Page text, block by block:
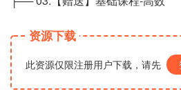
资源下载
此资源仅限注册用户下载，请先